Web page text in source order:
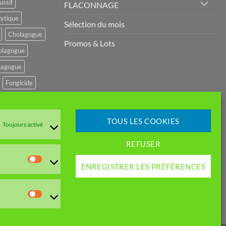
Toujours activé
Statistiques
Marketing
TOUS LES COOKIES
REFUSER
ENREGISTRER LES PRÉFÉRENCES
Cholagogue
Fongicide
URINAIRE
FLACONNAGE
Sélection du mois
Promos & Lots